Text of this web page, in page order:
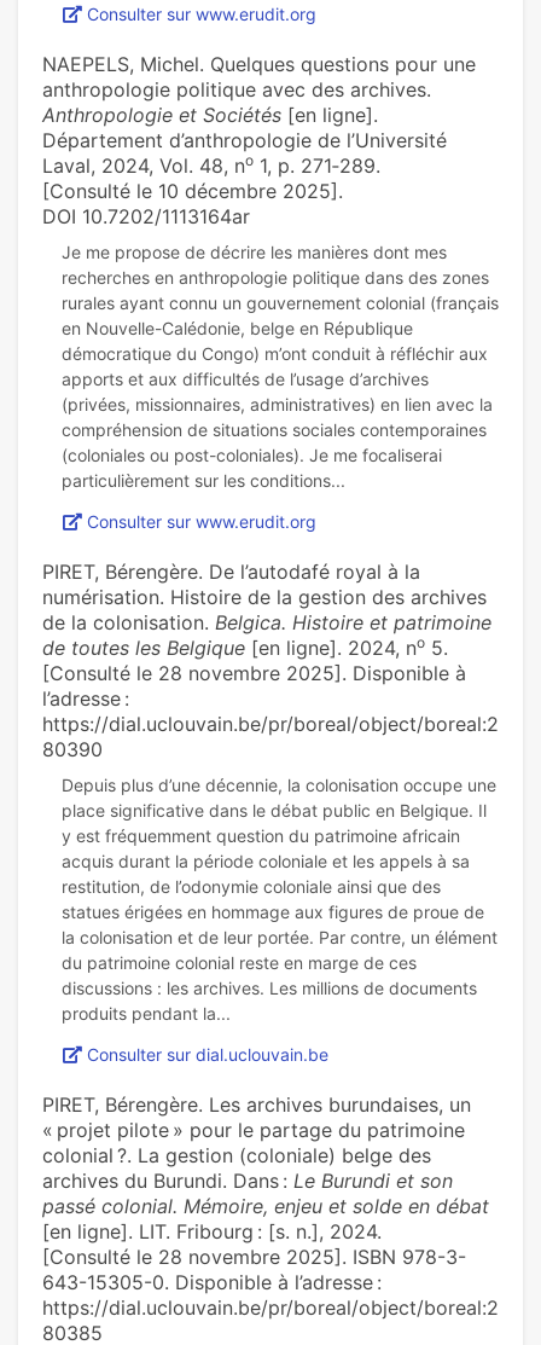
Consulter sur www.erudit.org
NAEPELS, Michel. Quelques questions pour une
anthropologie politique avec des archives.
Anthropologie et Sociétés [en ligne].
Département d’anthropologie de l’Université
Laval, 2024, Vol. 48, no 1, p. 271‑289.
[Consulté le 10 décembre 2025].
DOI 10.7202/1113164ar
Je me propose de décrire les manières dont mes
recherches en anthropologie politique dans des zones
rurales ayant connu un gouvernement colonial (français
en Nouvelle-Calédonie, belge en République
démocratique du Congo) m’ont conduit à réfléchir aux
apports et aux difficultés de l’usage d’archives
(privées, missionnaires, administratives) en lien avec la
compréhension de situations sociales contemporaines
(coloniales ou post-coloniales). Je me focaliserai
Consulter sur www.erudit.org
PIRET, Bérengère. De l’autodafé royal à la
numérisation. Histoire de la gestion des archives
de la colonisation. Belgica. Histoire et patrimoine
de toutes les Belgique [en ligne]. 2024, no 5.
[Consulté le 28 novembre 2025]. Disponible à
l’adresse :
https://dial.uclouvain.be/pr/boreal/object/boreal:2
80390
Depuis plus d’une décennie, la colonisation occupe une
place significative dans le débat public en Belgique. Il
y est fréquemment question du patrimoine africain
acquis durant la période coloniale et les appels à sa
restitution, de l’odonymie coloniale ainsi que des
statues érigées en hommage aux figures de proue de
la colonisation et de leur portée. Par contre, un élément
du patrimoine colonial reste en marge de ces
discussions : les archives. Les millions de documents
Consulter sur dial.uclouvain.be
PIRET, Bérengère. Les archives burundaises, un
« projet pilote » pour le partage du patrimoine
colonial ?. La gestion (coloniale) belge des
archives du Burundi. Dans : Le Burundi et son
passé colonial. Mémoire, enjeu et solde en débat
[en ligne]. LIT. Fribourg : [s. n.], 2024.
[Consulté le 28 novembre 2025]. ISBN 978-3-
643-15305-0. Disponible à l’adresse :
https://dial.uclouvain.be/pr/boreal/object/boreal:2
80385